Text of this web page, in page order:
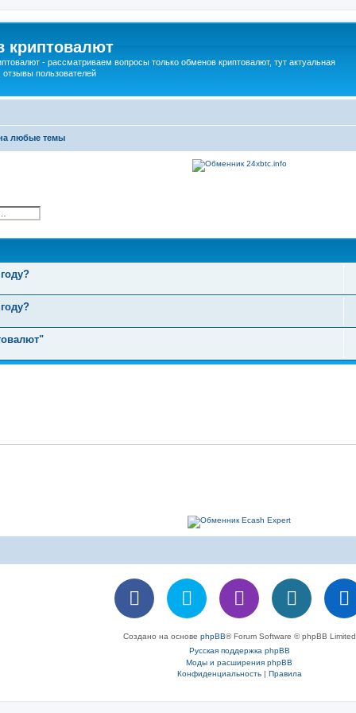
криптовалют
- рассматриваем вопросы только обменов криптовалют, тут актуальная
пользователей
любые темы
Создано на основе phpBB® Forum Software © phpBB Limited
Русская поддержка phpBB
Моды и расширения phpBB
Конфиденциальность| Правила